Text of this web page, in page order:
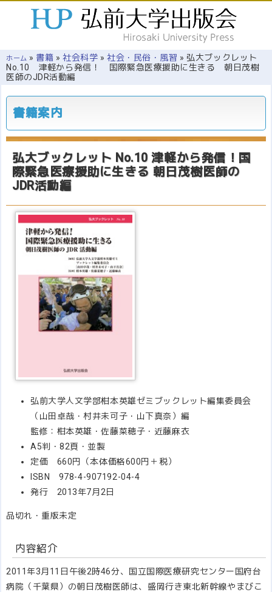
ホーム » 書籍 »社会科学 »社会・民俗・風習 » 弘大ブックレット
No.10 津軽から発信！ 国際緊急医療援助に生きる 朝日茂樹
医師のJDR活動編
書籍案内
弘大ブックレット No.10津軽から発信！国
際緊急医療援助に生きる 朝日茂樹医師の
JDR活動編
弘前大学人文学部柑本英雄ゼミブックレット編集委員会
（山田卓哉・村井未可子・山下真奈）編
監修：柑本英雄・佐藤菜穂子・近藤麻衣
A5判・82頁・並製
定価 660円（本体価格600円＋税）
ISBN 978-4-907192-04-4
発行 2013年7月2日
品切れ・重版未定
内容紹介
2011年3月11日午後2時46分、国立国際医療研究センター国府台
病院（千葉県）の朝日茂樹医師は、盛岡行き東北新幹線やまびこ